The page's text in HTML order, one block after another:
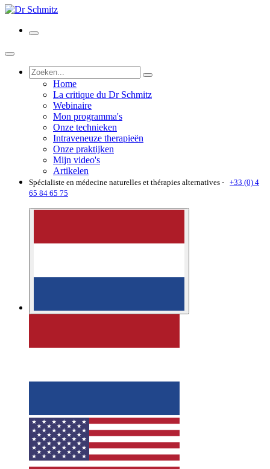
Home
La critique du Dr Schmitz
Webinaire
Mon programma's
Onze technieken
Intraveneuze therapieën
Onze praktijken
Mijn video's
Artikelen
Spécialiste en médecine naturelles et thérapies alternatives - +33 (0) 4
65 84 65 75